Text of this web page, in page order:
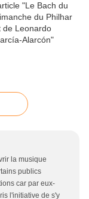
la musique
publics
car par eux-
l'initiative de s'y